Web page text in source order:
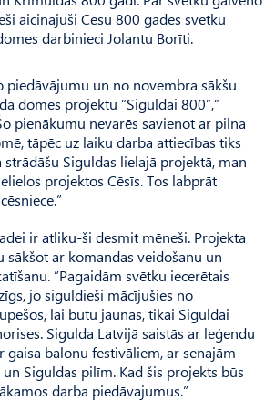
aicinājuši Cēsu 800 gades svētku
darbinieci Jolantu Borīti.
piedāvājumu un no novembra sākšu
domes projektu ”Siguldai 800”,”
pienākumu nevarēs savienot ar pilna
tāpēc uz laiku darba attiecības tiks
strādāšu Siguldas lielajā projektā, man
projektos Cēsīs. Tos labprāt
ir atliku-ši desmit mēneši. Projekta
sākšot ar komandas veidošanu un
”Pagaidām svētku iecerētais
jo siguldieši mācījušies no
lai būtu jaunas, tikai Siguldai
Sigulda Latvijā saistās ar leģendu
gaisa balonu festivāliem, ar senajām
Siguldas pilīm. Kad šis projekts būs
darba piedāvajumus.”